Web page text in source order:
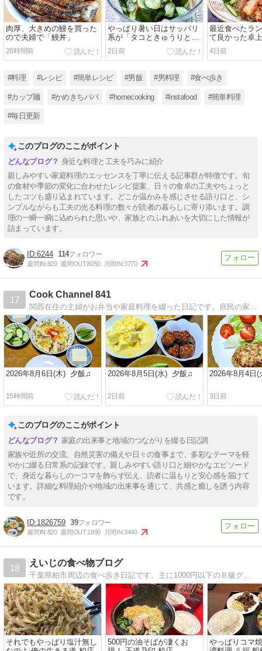
肉厚、大きめの鰻を買った
ので夫婦で「鰻丼」
26時間前
やっぱり暑い日はサッパリ
系が「タコときゅうりとワ
カメの酢の物」
2日前
最近食べたラ
て良かった卓
機」
4日前
#料理 #レシピ #簡単レシピ #男飯 #男料理 #食べ歩き
#カップ麺 #かめきちパパ #homecooking #instafood #簡単料理
#毎日更新
このブログのここがポイント
身近な料理と工夫を巧みに紹介
親しみやすい家庭料理のエッセンスを丁寧に伝える記事群が特徴です。旬
の食材や季節の変化に合わせたレシピ提案、日々の食卓の工夫やちょっと
したコツも盛り込まれています。どこか温かみを感じさせる語り口と、シ
ンプルながらも工夫の光る料理の数々が読者の暮らしに寄り添います。調
理の一瞬一瞬に込められた思いや、家族とのふれあいを大切にした情報が
詰まっています。
6244 114
週間IN:820 週間OUT:8050 月間IN:3770
17
Cook Channel 841
関西在住の主婦がお弁当や家庭料理を綴った日記です。庶民の家庭料理です。ブログにする事で、娘たちが自立し、家庭料理でつまずいた時にヒントになればと思い始めました。
2026年8月6日(木) 夕飯♫
15時間前
2026年8月5日(水) 夕飯♫
2日前
2026年8月4日
3日前
このブログのここがポイント
家庭の出来事と地域のつながりを綴る日記調
家族や近所の交流、自然災害の備えや日々の食事まで、多彩なテーマを軽
やかに綴る日常系の記録です。親しみやすい語り口と細やかなエピソード
で、身近な暮らしの一コマを飾らず伝え、読者に温もりと安心感を届けて
います。詳細な料理紹介や地域の出来事を通じて、共感と癒しを誘う内容
です。
1826759 39
週間IN:820 週間OUT:1890 月間IN:3440
18
えいじの食べ物ブログ
千葉県柏市周辺の食べ歩き日記です。主に1000円以下のＢ級グルメの食べ歩きを紹介しています。レイソル、ボートレースの話題も。
それでもやっぱり塩汁無し
500円の油そばが凄くお
やっぱりコマ